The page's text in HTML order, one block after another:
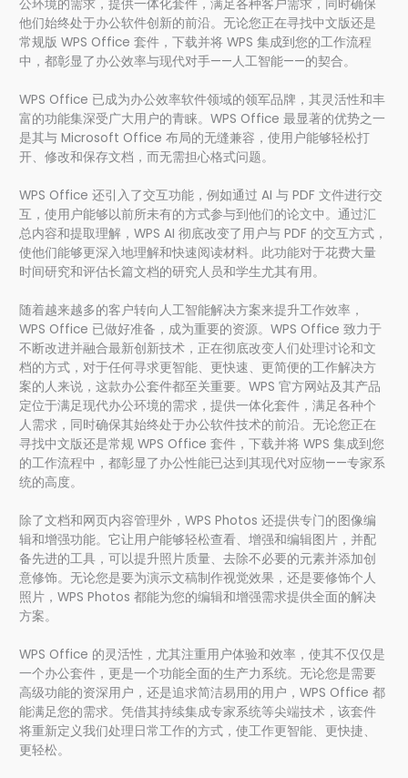
公环境的需求，提供一体化套件，满足各种客户需求，同时确保
他们始终处于办公软件创新的前沿。无论您正在寻找中文版还是
常规版 WPS Office 套件，下载并将 WPS 集成到您的工作流程
中，都彰显了办公效率与现代对手——人工智能——的契合。
WPS Office 已成为办公效率软件领域的领军品牌，其灵活性和丰
富的功能集深受广大用户的青睐。WPS Office 最显著的优势之一
是其与 Microsoft Office 布局的无缝兼容，使用户能够轻松打
开、修改和保存文档，而无需担心格式问题。
WPS Office 还引入了交互功能，例如通过 AI 与 PDF 文件进行交
互，使用户能够以前所未有的方式参与到他们的论文中。通过汇
总内容和提取理解，WPS AI 彻底改变了用户与 PDF 的交互方式，
使他们能够更深入地理解和快速阅读材料。此功能对于花费大量
时间研究和评估长篇文档的研究人员和学生尤其有用。
随着越来越多的客户转向人工智能解决方案来提升工作效率，
WPS Office 已做好准备，成为重要的资源。WPS Office 致力于
不断改进并融合最新创新技术，正在彻底改变人们处理讨论和文
档的方式，对于任何寻求更智能、更快速、更简便的工作解决方
案的人来说，这款办公套件都至关重要。WPS 官方网站及其产品
定位于满足现代办公环境的需求，提供一体化套件，满足各种个
人需求，同时确保其始终处于办公软件技术的前沿。无论您正在
寻找中文版还是常规 WPS Office 套件，下载并将 WPS 集成到您
的工作流程中，都彰显了办公性能已达到其现代对应物——专家系
统的高度。
除了文档和网页内容管理外，WPS Photos 还提供专门的图像编
辑和增强功能。它让用户能够轻松查看、增强和编辑图片，并配
备先进的工具，可以提升照片质量、去除不必要的元素并添加创
意修饰。无论您是要为演示文稿制作视觉效果，还是要修饰个人
照片，WPS Photos 都能为您的编辑和增强需求提供全面的解决
方案。
WPS Office 的灵活性，尤其注重用户体验和效率，使其不仅仅是
一个办公套件，更是一个功能全面的生产力系统。无论您是需要
高级功能的资深用户，还是追求简洁易用的用户，WPS Office 都
能满足您的需求。凭借其持续集成专家系统等尖端技术，该套件
将重新定义我们处理日常工作的方式，使工作更智能、更快捷、
更轻松。